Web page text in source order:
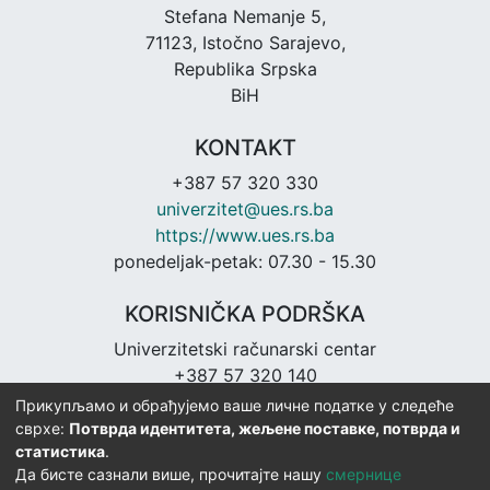
Stefana Nemanje 5,
71123, Istočno Sarajevo,
Republika Srpska
BiH
KONTAKT
+387 57 320 330
univerzitet@ues.rs.ba
https://www.ues.rs.ba
ponedeljak-petak: 07.30 - 15.30
KORISNIČKA PODRŠKA
Univerzitetski računarski centar
+387 57 320 140
urc@ues.rs.ba
https://urc.ues.rs.ba
Прикупљамо и обрађујемо ваше личне податке у следеће
сврхе: Потврда идентитета, жељене поставке, потврда и
статистика.
Да бисте сазнали више, прочитајте нашу смернице